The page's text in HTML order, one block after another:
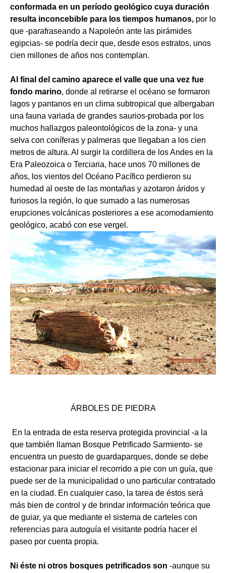
conformada en un período geológico cuya duración
resulta inconcebible para los tiempos humanos, por lo
que -parafraseando a Napoleón ante las pirámides
egipcias- se podría decir que, desde esos estratos, unos
cien millones de años nos contemplan.
Al final del camino aparece el valle que una vez fue
fondo marino, donde al retirarse el océano se formaron
lagos y pantanos en un clima subtropical que albergaban
una fauna variada de grandes saurios-probada por los
muchos hallazgos paleontológicos de la zona- y una
selva con coníferas y palmeras que llegaban a los cien
metros de altura. Al surgir la cordillera de los Andes en la
Era Paleozoica o Terciaria, hace unos 70 millones de
años, los vientos del Océano Pacífico perdieron su
humedad al oeste de las montañas y azotaron áridos y
furiosos la región, lo que sumado a las numerosas
erupciones volcánicas posteriores a ese acomodamiento
geológico, acabó con ese vergel.
ÁRBOLES DE PIEDRA
En la entrada de esta reserva protegida provincial -a la
que también llaman Bosque Petrificado Sarmiento- se
encuentra un puesto de guardaparques, donde se debe
estacionar para iniciar el recorrido a pie con un guía, que
puede ser de la municipalidad o uno particular contratado
en la ciudad. En cualquier caso, la tarea de éstos será
más bien de control y de brindar información teórica que
de guiar, ya que mediante el sistema de carteles con
referencias para autoguía el visitante podría hacer el
paseo por cuenta propia.
Ni éste ni otros bosques petrificados son -aunque su